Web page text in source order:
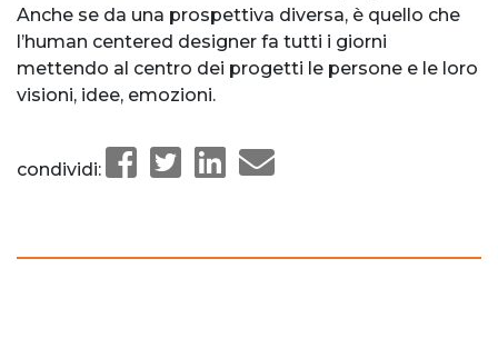
Anche se da una prospettiva diversa, è quello che
l’human centered designer fa tutti i giorni
mettendo al centro dei progetti le persone e le loro
visioni, idee, emozioni.
condividi: